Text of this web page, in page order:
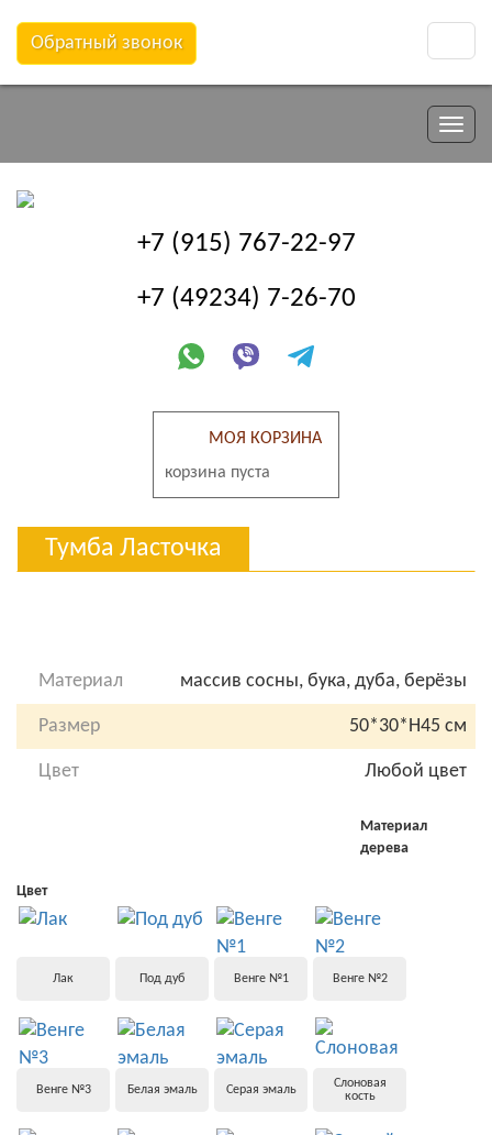
Обратный звонок
Toggle
+7 (915) 767-22-97
+7 (49234) 7-26-70
МОЯ КОРЗИНА
корзина пуста
Тумба Ласточка
Материал массив сосны, бука, дуба, берёзы
Размер 50*30*Н45 см
Цвет Любой цвет
Цвет
Лак Под дуб Венге №1 Венге №2
Венге №3 Белая эмаль Серая эмаль
Слоновая
кость
Материал
дерева